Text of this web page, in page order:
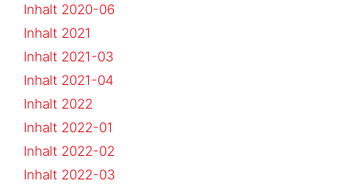
Inhalt 2020-06
Inhalt 2021
Inhalt 2021-03
Inhalt 2021-04
Inhalt 2022
Inhalt 2022-01
Inhalt 2022-02
Inhalt 2022-03